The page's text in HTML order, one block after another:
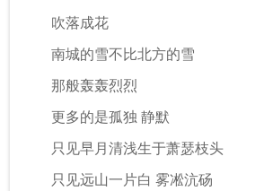
吹落成花
南城的雪不比北方的雪
那般轰轰烈烈
更多的是孤独 静默
只见早月清浅生于萧瑟枝头
只见远山一片白 雾凇沆砀